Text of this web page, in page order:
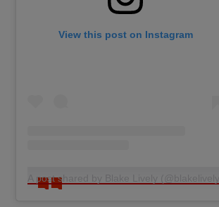
View this post on Instagram
A post shared by Blake Lively (@blakelively)